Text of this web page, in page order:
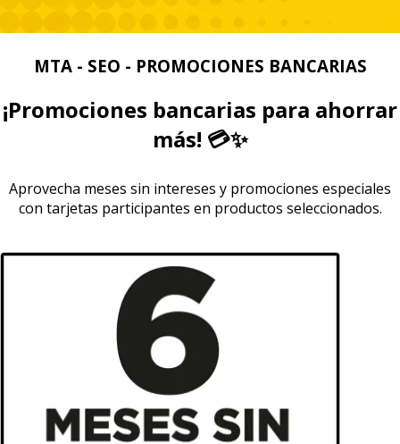
MTA - SEO - PROMOCIONES BANCARIAS
¡Promociones bancarias para ahorrar
más! 💳✨
Aprovecha meses sin intereses y promociones especiales
con tarjetas participantes en productos seleccionados.